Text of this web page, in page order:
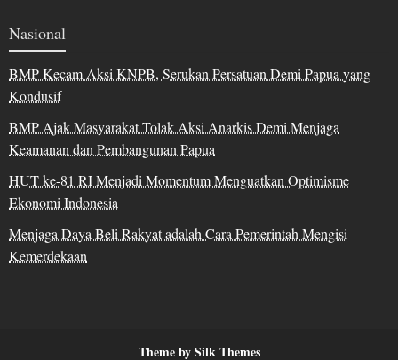
Nasional
BMP Kecam Aksi KNPB, Serukan Persatuan Demi Papua yang
Kondusif
BMP Ajak Masyarakat Tolak Aksi Anarkis Demi Menjaga
Keamanan dan Pembangunan Papua
HUT ke-81 RI Menjadi Momentum Menguatkan Optimisme
Ekonomi Indonesia
Menjaga Daya Beli Rakyat adalah Cara Pemerintah Mengisi
Kemerdekaan
Theme by Silk Themes